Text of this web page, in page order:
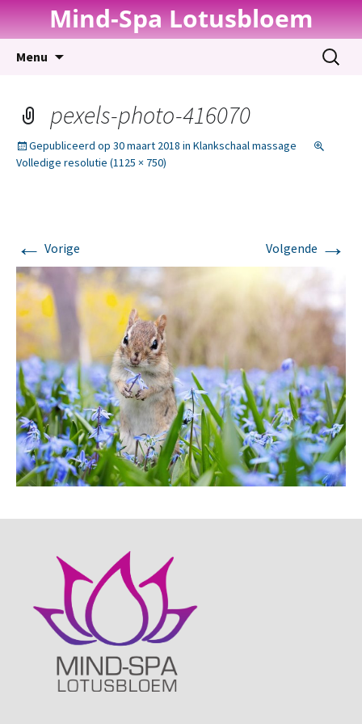
Mind-Spa Lotusbloem
Menu
Zoeken
naar:
pexels-photo-416070
Gepubliceerd op 30 maart 2018 in Klankschaal massage
Volledige resolutie (1125 × 750)
← Vorige Volgende →